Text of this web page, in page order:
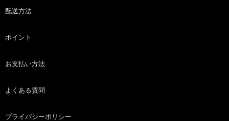
配送方法
ポイント
お支払い方法
よくある質問
プライバシーポリシー